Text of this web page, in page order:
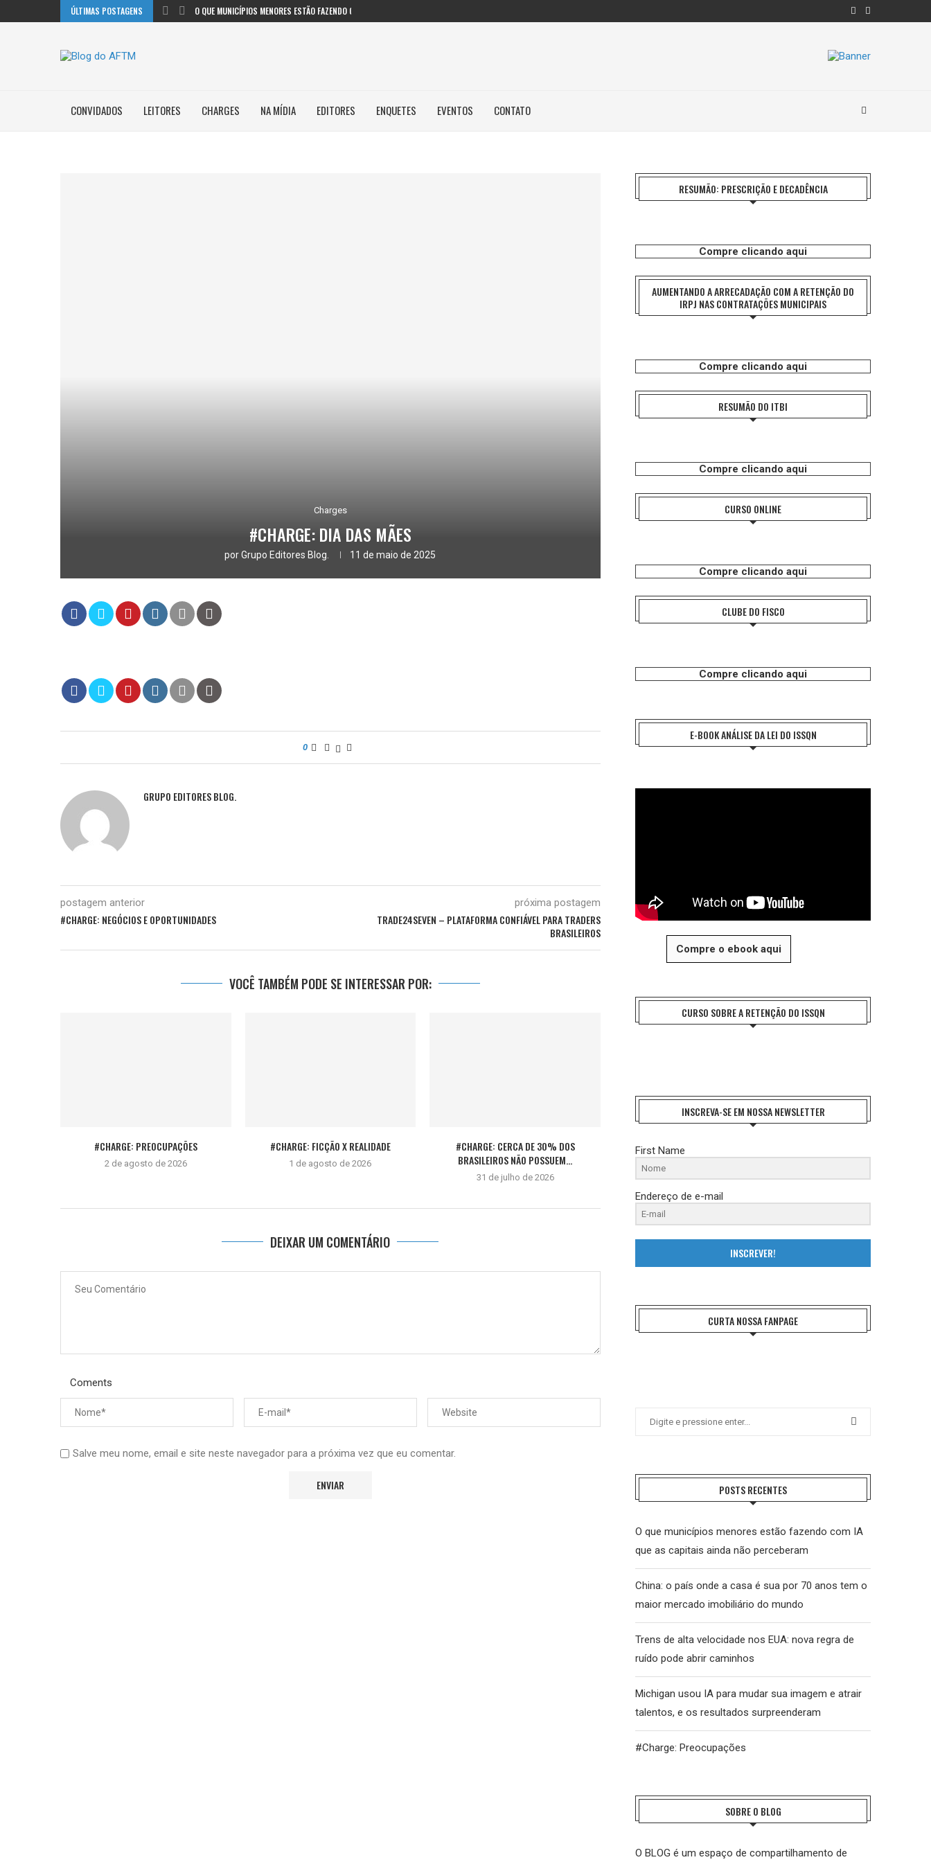
ÚLTIMAS POSTAGENS O QUE MUNICÍPIOS MENORES ESTÃO FAZENDO COM IA...
CONVIDADOS LEITORES CHARGES NA MÍDIA EDITORES ENQUETES EVENTOS CONTATO
Charges
#CHARGE: DIA DAS MÃES
porGrupo Editores Blog. 11 de maio de 2025
0
GRUPO EDITORES BLOG.
postagem anterior
#CHARGE: NEGÓCIOS E OPORTUNIDADES
próxima postagem
TRADE24SEVEN – PLATAFORMA CONFIÁVEL PARA TRADERS
BRASILEIROS
VOCÊ TAMBÉM PODE SE INTERESSAR POR:
#CHARGE: PREOCUPAÇÕES
2 de agosto de 2026
#CHARGE: FICÇÃO X REALIDADE
1 de agosto de 2026
#CHARGE: CERCA DE 30% DOS
BRASILEIROS NÃO POSSUEM...
31 de julho de 2026
DEIXAR UM COMENTÁRIO
Coments
Salve meu nome, email e site neste navegador para a próxima vez que eu comentar.
RESUMÃO: PRESCRIÇÃO E DECADÊNCIA
Compre clicando aqui
AUMENTANDO A ARRECADAÇÃO COM A RETENÇÃO DO
IRPJ NAS CONTRATAÇÕES MUNICIPAIS
Compre clicando aqui
RESUMÃO DO ITBI
Compre clicando aqui
CURSO ONLINE
Compre clicando aqui
CLUBE DO FISCO
Compre clicando aqui
E-BOOK ANÁLISE DA LEI DO ISSQN
Compre o ebook aqui
CURSO SOBRE A RETENÇÃO DO ISSQN
INSCREVA-SE EM NOSSA NEWSLETTER
First Name
Endereço de e-mail
INSCREVER!
CURTA NOSSA FANPAGE
POSTS RECENTES
O que municípios menores estão fazendo com IA
que as capitais ainda não perceberam
China: o país onde a casa é sua por 70 anos tem o
maior mercado imobiliário do mundo
Trens de alta velocidade nos EUA: nova regra de
ruído pode abrir caminhos
Michigan usou IA para mudar sua imagem e atrair
talentos, e os resultados surpreenderam
#Charge: Preocupações
SOBRE O BLOG
O BLOG é um espaço de compartilhamento de